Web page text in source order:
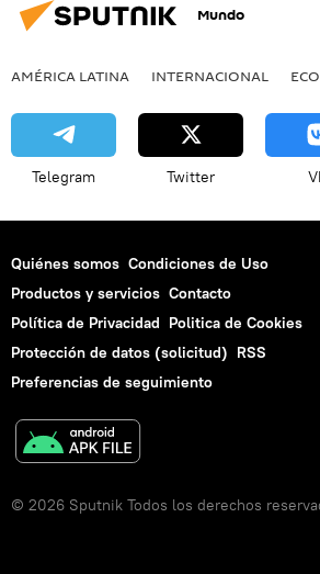
Mundo
AMÉRICA LATINA INTERNACIONAL
Telegram Twitter
Quiénes somos Condiciones de Uso
Productos y servicios Contacto
Política de Privacidad Politica de Cookies
Protección de datos (solicitud) RSS
Preferencias de seguimiento
© 2026 Sputnik Todos los derechos